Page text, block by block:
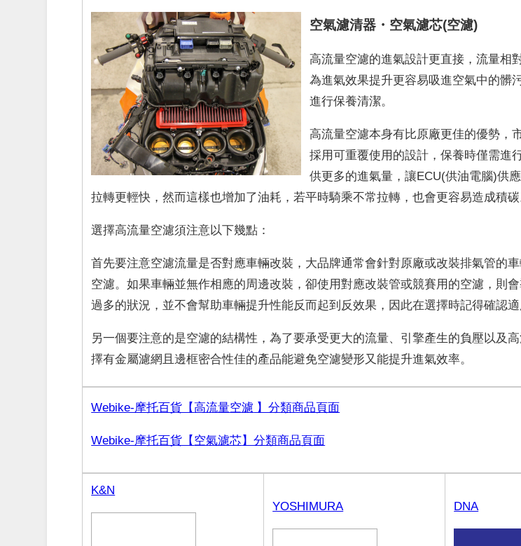
空氣濾清器・空氣濾芯(空濾)
高流量空濾的進氣設計更直接，流量相
為進氣效果提升更容易吸進空氣中的髒
進行保養清潔。
高流量空濾本身有比原廠更佳的優勢，
採用可重覆使用的設計，保養時僅需進
供更多的進氣量，讓ECU(供油電腦)供
拉轉更輕快，然而這樣也增加了油耗，若平時騎乘不常拉轉，也會更容易造成積碳
選擇高流量空濾須注意以下幾點：
首先要注意空濾流量是否對應車輛改裝，大品牌通常會針對原廠或改裝排氣管的
空濾。如果車輛並無作相應的周邊改裝，卻使用對應改裝管或競賽用的空濾，則
過多的狀況，並不會幫助車輛提升性能反而起到反效果，因此在選擇時記得確認適
另一個要注意的是空濾的結構性，為了要承受更大的流量、引擎產生的負壓以及
擇有金屬濾網且邊框密合性佳的產品能避免空濾變形又能提升進氣效率。
Webike-摩托百貨【高流量空濾 】分類商品頁面
Webike-摩托百貨【 空氣濾芯】分類商品頁面
K&N
YOSHIMURA
DNA